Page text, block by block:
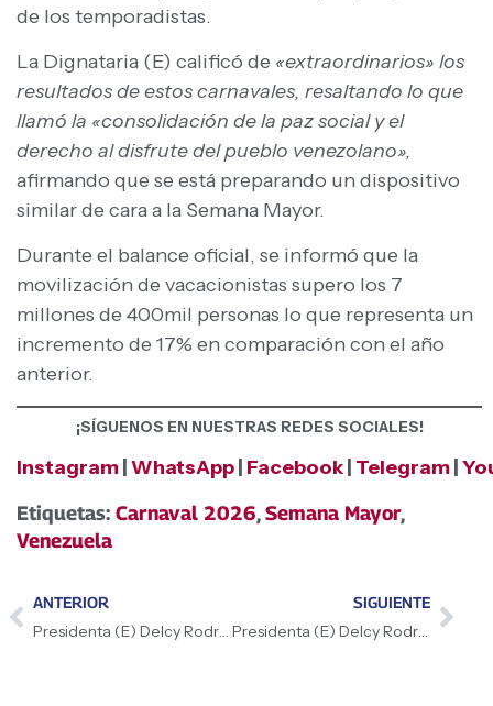
de los temporadistas.
La Dignataria (E) calificó de «extraordinarios» los
resultados de estos carnavales, resaltando lo que
llamó la «consolidación de la paz social y el
derecho al disfrute del pueblo venezolano»,
afirmando que se está preparando un dispositivo
similar de cara a la Semana Mayor.
Durante el balance oficial, se informó que la
movilización de vacacionistas supero los 7
millones de 400mil personas lo que representa un
incremento de 17% en comparación con el año
anterior.
¡SÍGUENOS EN NUESTRAS REDES SOCIALES!
Instagram WhatsApp Facebook Telegram
Etiquetas: Carnaval 2026,Semana Mayor,
Venezuela
ANTERIOR SIGUIENTE
Presidenta (E) Delcy Rodríguez: «Reivindico el espíritu de recreación, diversión, de nuestra cultura»